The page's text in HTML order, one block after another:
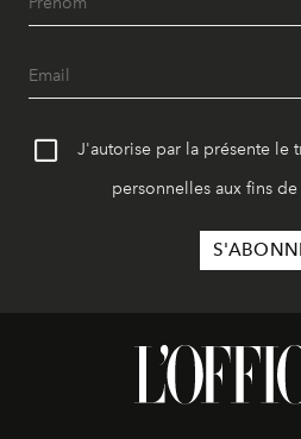
J'autorise par la présente le
personnelles aux fins de